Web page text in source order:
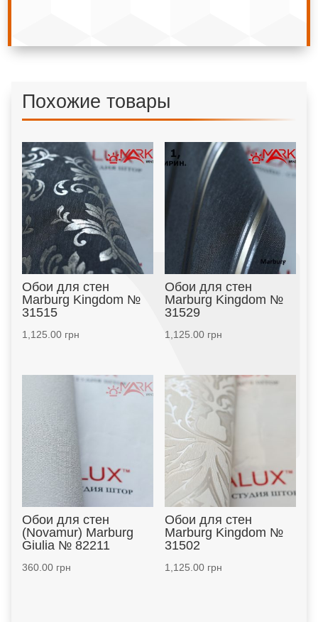
Похожие товары
Обои для стен
Marburg Kingdom №
31515
1,125.00грн
Обои для стен
Marburg Kingdom №
31529
1,125.00грн
Обои для стен
(Novamur) Marburg
Giulia № 82211
360.00грн
Обои для стен
Marburg Kingdom №
31502
1,125.00грн